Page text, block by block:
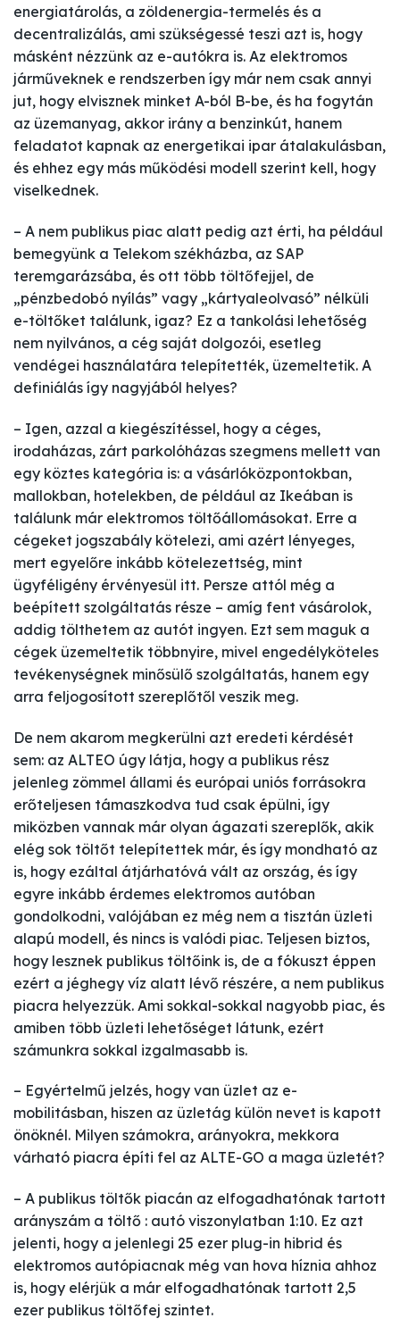
energiatárolás, a zöldenergia-termelés és a
decentralizálás, ami szükségessé teszi azt is, hogy
másként nézzünk az e-autókra is. Az elektromos
járműveknek e rendszerben így már nem csak annyi
jut, hogy elvisznek minket A-ból B-be, és ha fogytán
az üzemanyag, akkor irány a benzinkút, hanem
feladatot kapnak az energetikai ipar átalakulásban,
és ehhez egy más működési modell szerint kell, hogy
viselkednek.
– A nem publikus piac alatt pedig azt érti, ha például
bemegyünk a Telekom székházba, az SAP
teremgarázsába, és ott több töltőfejjel, de
„pénzbedobó nyílás” vagy „kártyaleolvasó” nélküli
e-töltőket találunk, igaz? Ez a tankolási lehetőség
nem nyilvános, a cég saját dolgozói, esetleg
vendégei használatára telepítették, üzemeltetik. A
definiálás így nagyjából helyes?
– Igen, azzal a kiegészítéssel, hogy a céges,
irodaházas, zárt parkolóházas szegmens mellett van
egy köztes kategória is: a vásárlóközpontokban,
mallokban, hotelekben, de például az Ikeában is
találunk már elektromos töltőállomásokat. Erre a
cégeket jogszabály kötelezi, ami azért lényeges,
mert egyelőre inkább kötelezettség, mint
ügyféligény érvényesül itt. Persze attól még a
beépített szolgáltatás része – amíg fent vásárolok,
addig tölthetem az autót ingyen. Ezt sem maguk a
cégek üzemeltetik többnyire, mivel engedélyköteles
tevékenységnek minősülő szolgáltatás, hanem egy
arra feljogosított szereplőtől veszik meg.
De nem akarom megkerülni azt eredeti kérdését
sem: az ALTEO úgy látja, hogy a publikus rész
jelenleg zömmel állami és európai uniós forrásokra
erőteljesen támaszkodva tud csak épülni, így
miközben vannak már olyan ágazati szereplők, akik
elég sok töltőt telepítettek már, és így mondható az
is, hogy ezáltal átjárhatóvá vált az ország, és így
egyre inkább érdemes elektromos autóban
gondolkodni, valójában ez még nem a tisztán üzleti
alapú modell, és nincs is valódi piac. Teljesen biztos,
hogy lesznek publikus töltőink is, de a fókuszt éppen
ezért a jéghegy víz alatt lévő részére, a nem publikus
piacra helyezzük. Ami sokkal-sokkal nagyobb piac, és
amiben több üzleti lehetőséget látunk, ezért
számunkra sokkal izgalmasabb is.
– Egyértelmű jelzés, hogy van üzlet az e-
mobilitásban, hiszen az üzletág külön nevet is kapott
önöknél. Milyen számokra, arányokra, mekkora
várható piacra építi fel az ALTE-GO a maga üzletét?
– A publikus töltők piacán az elfogadhatónak tartott
arányszám a töltő : autó viszonylatban 1:10. Ez azt
jelenti, hogy a jelenlegi 25 ezer plug-in hibrid és
elektromos autópiacnak még van hova híznia ahhoz
is, hogy elérjük a már elfogadhatónak tartott 2,5
ezer publikus töltőfej szintet.